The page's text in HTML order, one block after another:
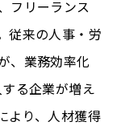
フリーランス
従来の人事・労
、業務効率化
る企業が増え
より、人材獲得